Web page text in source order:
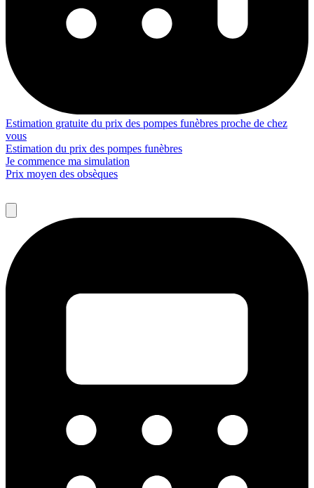
Estimation gratuite du prix des pompes funèbres proche de chez
vous
Estimation du prix des pompes funèbres
Je commence ma simulation
Prix moyen des obsèques